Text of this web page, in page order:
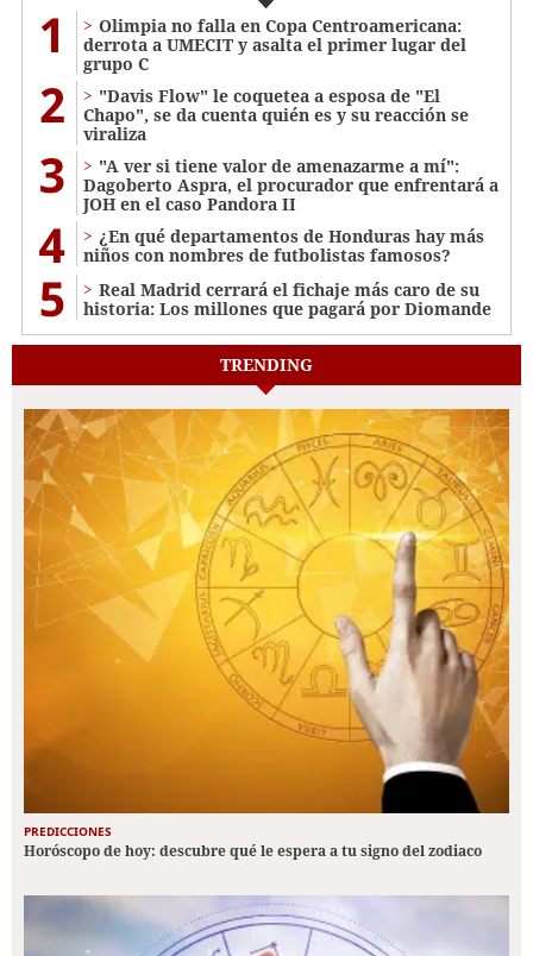
1
Olimpia no falla en Copa Centroamericana:
derrota a UMECIT y asalta el primer lugar del
grupo C
2
"Davis Flow" le coquetea a esposa de "El
Chapo", se da cuenta quién es y su reacción se
viraliza
3
"A ver si tiene valor de amenazarme a mí":
Dagoberto Aspra, el procurador que enfrentará a
JOH en el caso Pandora II
4
¿En qué departamentos de Honduras hay más
niños con nombres de futbolistas famosos?
5
Real Madrid cerrará el fichaje más caro de su
historia: Los millones que pagará por Diomande
TRENDING
PREDICCIONES
Horóscopo de hoy: descubre qué le espera a tu signo del zodiaco